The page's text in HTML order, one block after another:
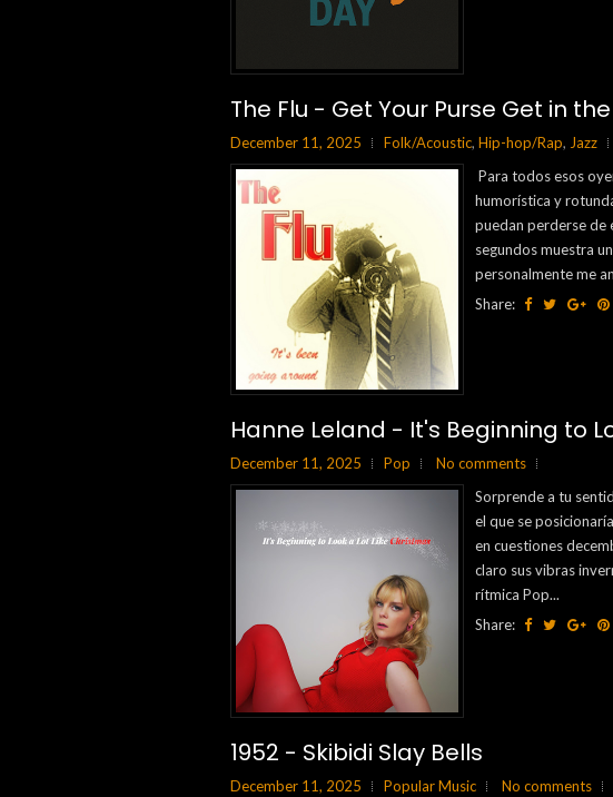
The Flu - Get Your Purse Get in
December 11, 2025 Folk/Acoustic, Hip-hop/Rap, Jazz
Para todos esos
humorística y
puedan perderse de
segundos muestra
personalmente me
Share:
Hanne Leland - It's Beginning to
December 11, 2025 Pop
No comments
Sorprende a tu
el que se
en cuestiones
claro sus vibras
rítmica Pop...
Share:
1952 - Skibidi Slay Bells
December 11, 2025 Popular Music
No comments